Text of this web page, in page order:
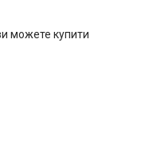
можете купити